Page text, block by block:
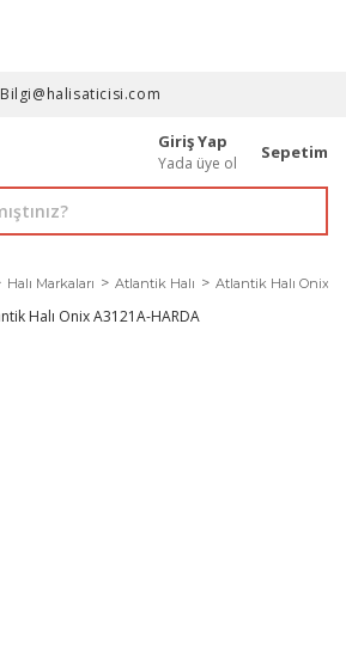
Bilgi@halisaticisi.com
Giriş Yap
Yada üye ol
Sepetim
Halı Markaları Atlantik Halı Atlantik Halı Onix